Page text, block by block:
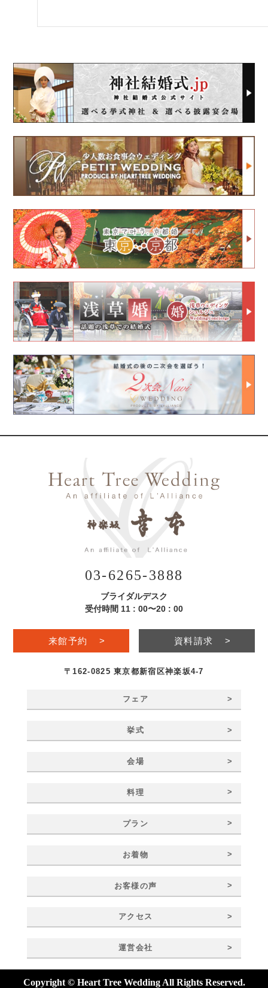
03-6265-3888
ブライダルデスク
受付時間 11 : 00〜20 : 00
来館予約 > 資料請求 >
〒162-0825 東京都新宿区神楽坂4-7
フェア >
挙式 >
会場 >
料理 >
プラン >
お着物 >
お客様の声 >
アクセス >
運営会社 >
Copyright © Heart Tree Wedding All Rights Reserved.